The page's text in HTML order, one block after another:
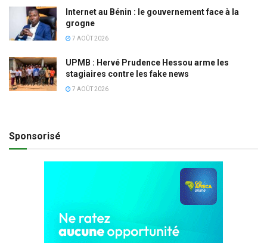
Internet au Bénin : le gouvernement face à la
grogne
7 AOÛT 2026
UPMB : Hervé Prudence Hessou arme les
stagiaires contre les fake news
7 AOÛT 2026
Sponsorisé